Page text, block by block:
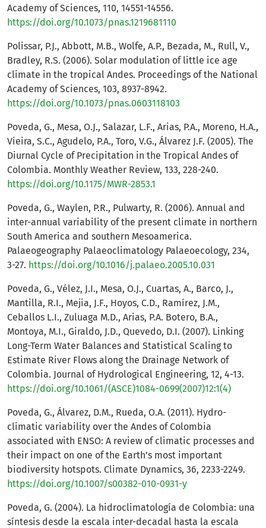
Academy of Sciences, 110, 14551-14556.
https://doi.org/10.1073/pnas.1219681110
Polissar, P.J., Abbott, M.B., Wolfe, A.P., Bezada, M., Rull, V.,
Bradley, R.S. (2006). Solar modulation of little ice age
climate in the tropical Andes. Proceedings of the National
Academy of Sciences, 103, 8937-8942.
https://doi.org/10.1073/pnas.0603118103
Poveda, G., Mesa, O.J., Salazar, L.F., Arias, P.A., Moreno, H.A.,
Vieira, S.C., Agudelo, P.A., Toro, V.G., Álvarez J.F. (2005). The
Diurnal Cycle of Precipitation in the Tropical Andes of
Colombia. Monthly Weather Review, 133, 228-240.
https://doi.org/10.1175/MWR-2853.1
Poveda, G., Waylen, P.R., Pulwarty, R. (2006). Annual and
inter-annual variability of the present climate in northern
South America and southern Mesoamerica.
Palaeogeography Palaeoclimatology Palaeoecology, 234,
3-27. https://doi.org/10.1016/j.palaeo.2005.10.031
Poveda, G., Vélez, J.I., Mesa, O.J., Cuartas, A., Barco, J.,
Mantilla, R.I., Mejia, J.F., Hoyos, C.D., Ramírez, J.M.,
Ceballos L.I., Zuluaga M.D., Arias, P.A. Botero, B.A.,
Montoya, M.I., Giraldo, J.D., Quevedo, D.I. (2007). Linking
Long-Term Water Balances and Statistical Scaling to
Estimate River Flows along the Drainage Network of
Colombia. Journal of Hydrological Engineering, 12, 4-13.
https://doi.org/10.1061/(ASCE)1084-0699(2007)12:1(4)
Poveda, G., Álvarez, D.M., Rueda, O.A. (2011). Hydro-
climatic variability over the Andes of Colombia
associated with ENSO: A review of climatic processes and
their impact on one of the Earth’s most important
biodiversity hotspots. Climate Dynamics, 36, 2233-2249.
https://doi.org/10.1007/s00382-010-0931-y
Poveda, G. (2004). La hidroclimatología de Colombia: una
síntesis desde la escala inter-decadal hasta la escala